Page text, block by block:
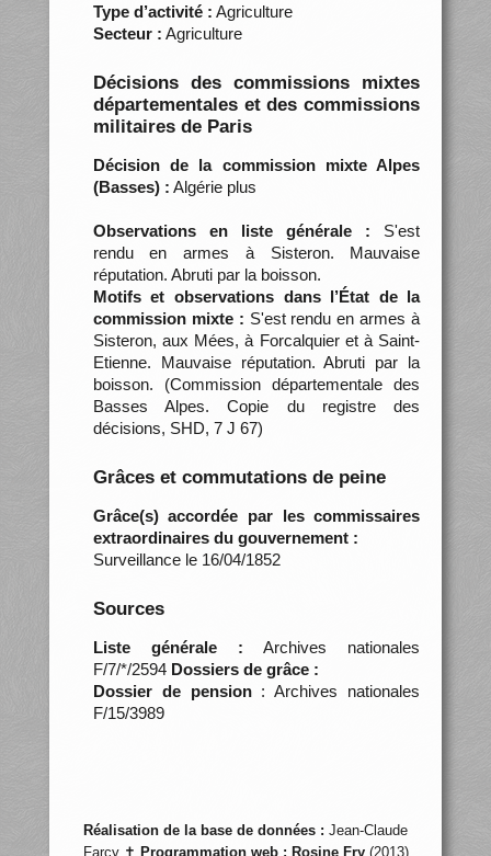
Type d’activité : Agriculture
Secteur : Agriculture
Décisions des commissions mixtes
départementales et des commissions
militaires de Paris
Décision de la commission mixte Alpes
(Basses) : Algérie plus
Observations en liste générale : S'est
rendu en armes à Sisteron. Mauvaise
réputation. Abruti par la boisson.
Motifs et observations dans l’État de la
commission mixte : S'est rendu en armes à
Sisteron, aux Mées, à Forcalquier et à Saint-
Etienne. Mauvaise réputation. Abruti par la
boisson. (Commission départementale des
Basses Alpes. Copie du registre des
décisions, SHD, 7 J 67)
Grâces et commutations de peine
Grâce(s) accordée par les commissaires
extraordinaires du gouvernement :
Surveillance le 16/04/1852
Sources
Liste générale : Archives nationales
F/7/*/2594 Dossiers de grâce :
Dossier de pension: Archives nationales
F/15/3989
Réalisation de la base de données : Jean-Claude
Farcy ✝ Programmation web : Rosine Fry(2013)